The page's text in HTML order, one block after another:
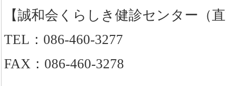
【誠和会くらしき健診センター（
TEL：086-460-3277
FAX：086-460-3278